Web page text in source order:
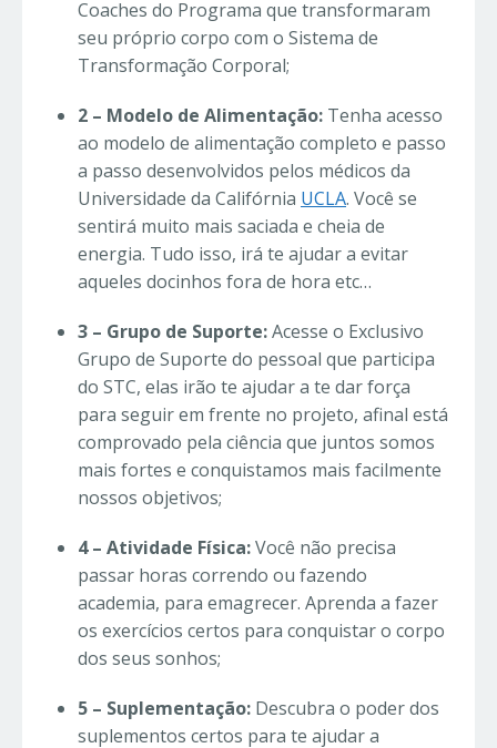
Coaches do Programa que transformaram
seu próprio corpo com o Sistema de
Transformação Corporal;
2 – Modelo de Alimentação: Tenha acesso
ao modelo de alimentação completo e passo
a passo desenvolvidos pelos médicos da
Universidade da Califórnia UCLA. Você se
sentirá muito mais saciada e cheia de
energia. Tudo isso, irá te ajudar a evitar
aqueles docinhos fora de hora etc…
3 – Grupo de Suporte:Acesse o Exclusivo
Grupo de Suporte do pessoal que participa
do STC, elas irão te ajudar a te dar força
para seguir em frente no projeto, afinal está
comprovado pela ciência que juntos somos
mais fortes e conquistamos mais facilmente
nossos objetivos;
4 – Atividade Física:Você não precisa
passar horas correndo ou fazendo
academia, para emagrecer. Aprenda a fazer
os exercícios certos para conquistar o corpo
dos seus sonhos;
5 – Suplementação: Descubra o poder dos
suplementos certos para te ajudar a